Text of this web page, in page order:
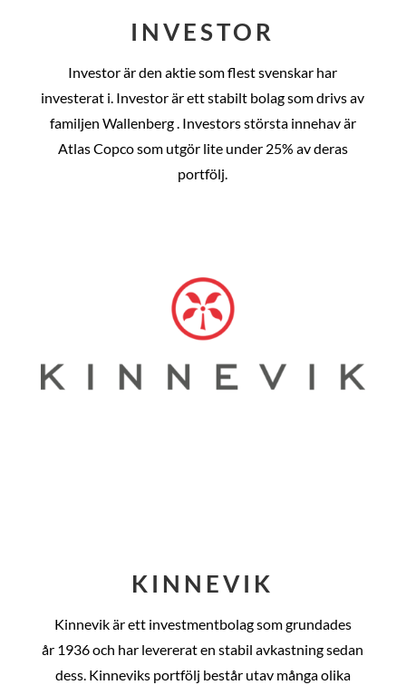
INVESTOR
Investor är den aktie som flest svenskar har
investerat i. Investor är ett stabilt bolag som drivs av
familjen Wallenberg . Investors största innehav är
Atlas Copco som utgör lite under 25% av deras
portfölj.
KINNEVIK
Kinnevik är ett investmentbolag som grundades
år 1936 och har levererat en stabil avkastning sedan
dess. Kinneviks portfölj består utav många olika